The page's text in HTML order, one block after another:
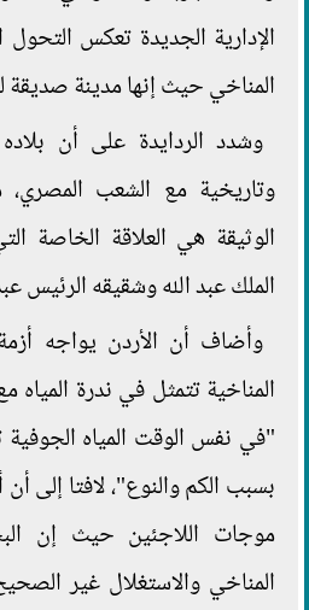
الإدارية الجديدة تعكس التحول
المناخي حيث إنها مدينة صديقة
وشدد الردايدة على أن
وتاريخية مع الشعب المصري،
الوثيقة هي العلاقة الخاصة
الملك عبد الله وشقيقه الرئيس
وأضاف أن الأردن يواجه
المناخية تتمثل في ندرة
"في نفس الوقت المياه
بسبب الكم والنوع"، لافتا إلى
موجات اللاجئين حيث إن
المناخي والاستغلال غير